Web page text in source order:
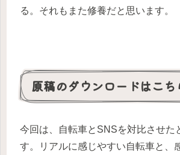
る。それもまた修養だと思います。
原稿のダウンロードはこち
今回は、自転車とSNSを対比させた
す。リアルに感じやすい自転車と、